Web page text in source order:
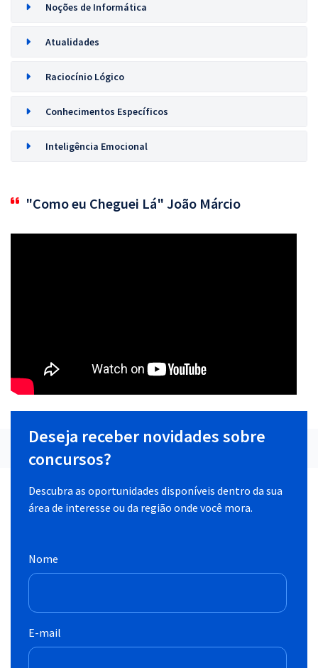
Noções de Informática
Atualidades
Raciocínio Lógico
Conhecimentos Específicos
Inteligência Emocional
"Como eu Cheguei Lá" João Márcio
Deseja receber novidades sobre
concursos?
Descubra as oportunidades disponíveis dentro da sua
área de interesse ou da região onde você mora.
Nome
E-mail